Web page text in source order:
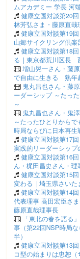
ムアカデミー 学長 河
健康立国対談第20
林芳弘さま・藤原直哉
健康立国対談第19
山郷サイクリング倶
健康立国対談第18
る｜東京都荒川区長
増山晃一さん・藤
で自由に生きる 熟年
鬼丸昌也さん・藤
ーダーシップ ～たっ
～
鬼丸昌也さん・鬼
～たったひとりから
時局ならびに日本再
健康立国対談第17
実践的リーダーシッ
健康立国対談第16
ん・梶田昌史さん・
健康立国対談第15
変わる｜埼玉県さい
健康立国対談第14
代表理事 高田宏臣さ
藤原直哉理事長
「東北の春を語る
事（第22回NSP時局
半）
健康立国対談第13
コ型の始まりは忠恕